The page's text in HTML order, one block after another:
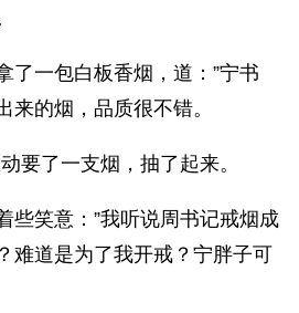
了一包白板香烟，道：”宁书
来的烟，品质很不错。
要了一支烟，抽了起来。
些笑意：”我听说周书记戒烟成
难道是为了我开戒？宁胖子可